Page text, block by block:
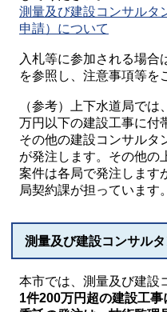
測量及び建設コンサルタ
申請）について
入札等に参加される場合
を参照し、注意事項等を
（参考）上下水道局で
万円以下の建設工事に付
その他の建設コンサルタ
が発注します。その他の
案件は各局で発注します
局契約課が担っています。
測量及び建設コンサル
本市では、測量及び建設
1件200万円超の建設工